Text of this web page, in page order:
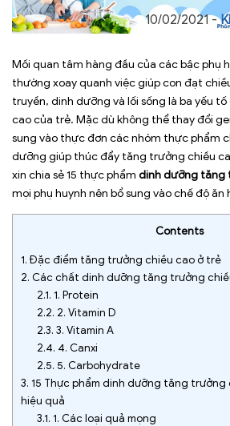
10/02/2021 -
Mối quan tâm hàng đầu của các bậc phụ
thường xoay quanh việc giúp con đạt
truyền, dinh dưỡng và lối sống là ba yếu
cao của trẻ. Mặc dù không thể thay đổi
sung vào thực đơn các nhóm thực phẩm
dưỡng giúp thúc đẩy tăng trưởng chiều
xin chia sẻ 15 thực phẩm dinh dưỡng tăng
mọi phụ huynh nên bổ sung vào chế độ ăn
Contents
1.Đặc điểm tăng trưởng chiều cao ở trẻ
2. Các chất dinh dưỡng tăng trưởng
2.1. 1. Protein
2.2. 2. Vitamin D
2.3. 3. Vitamin A
2.4. 4. Canxi
2.5. 5. Carbohydrate
3. 15 Thực phẩm dinh dưỡng tăng trưởng
hiệu quả
3.1. 1. Các loại quả mọng